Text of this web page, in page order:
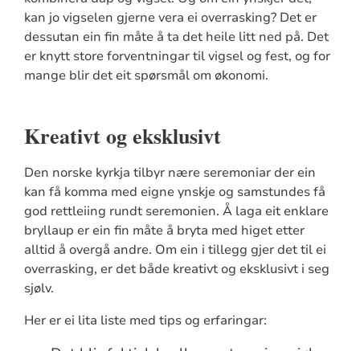
kan jo vigselen gjerne vera ei overrasking? Det er
dessutan ein fin måte å ta det heile litt ned på. Det
er knytt store forventningar til vigsel og fest, og for
mange blir det eit spørsmål om økonomi.
Kreativt og eksklusivt
Den norske kyrkja tilbyr nære seremoniar der ein
kan få komma med eigne ynskje og samstundes få
god rettleiing rundt seremonien. Å laga eit enklare
bryllaup er ein fin måte å bryta med higet etter
alltid å overgå andre. Om ein i tillegg gjer det til ei
overrasking, er det både kreativt og eksklusivt i seg
sjølv.
Her er ei lita liste med tips og erfaringar: